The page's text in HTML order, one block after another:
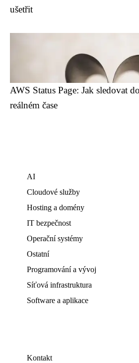
ušetřit
AWS Status Page: Jak sledovat
reálném čase
AI
Cloudové služby
Hosting a domény
IT bezpečnost
Operační systémy
Ostatní
Programování a vývoj
Síťová infrastruktura
Software a aplikace
Kontakt